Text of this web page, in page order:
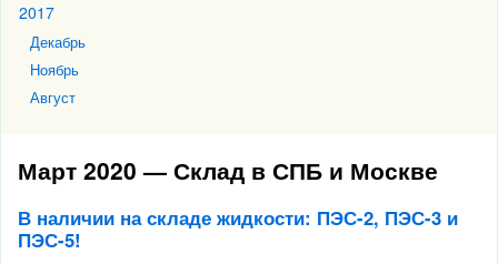
2017
Декабрь
Ноябрь
Август
Март 2020 — Склад в СПБ и Москве
В наличии на складе жидкости: ПЭС-2, ПЭС-3 и
ПЭС-5!